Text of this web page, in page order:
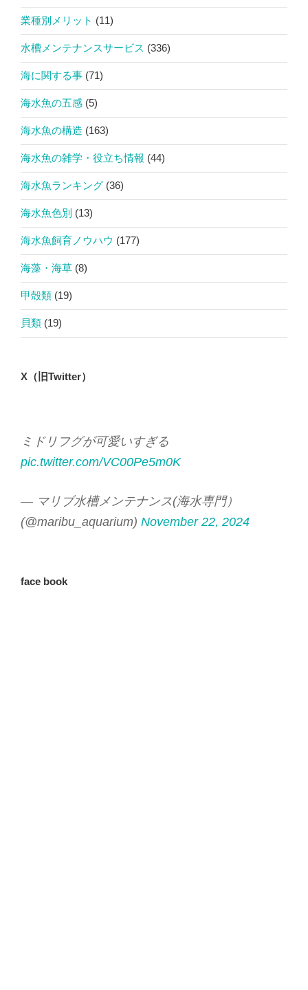
業種別メリット (11)
水槽メンテナンスサービス (336)
海に関する事 (71)
海水魚の五感 (5)
海水魚の構造 (163)
海水魚の雑学・役立ち情報 (44)
海水魚ランキング (36)
海水魚色別 (13)
海水魚飼育ノウハウ (177)
海藻・海草 (8)
甲殻類 (19)
貝類 (19)
X（旧Twitter）
ミドリフグが可愛いすぎる
pic.twitter.com/VC00Pe5m0K
— マリブ水槽メンテナンス(海水専門）
(@maribu_aquarium) November 22, 2024
face book